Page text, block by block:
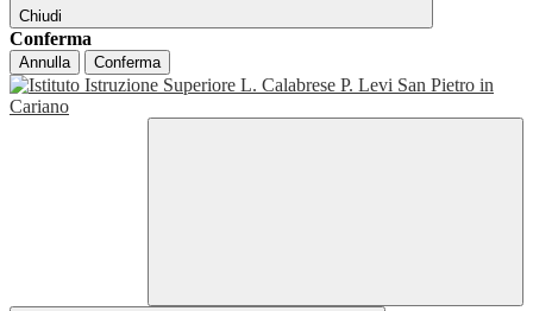
Chiudi
Conferma
Annulla Conferma